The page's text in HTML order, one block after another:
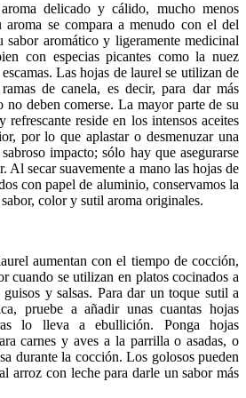
delicado y cálido, mucho menos
aroma se compara a menudo con el del
aromático y ligeramente medicinal
con especias picantes como la nuez
Las hojas de laurel se utilizan de
de canela, es decir, para dar más
no deben comerse. La mayor parte de su
refrescante reside en los intensos aceites
por lo que aplastar o desmenuzar una
impacto; sólo hay que asegurarse
Al secar suavemente a mano las hojas de
con papel de aluminio, conservamos la
color y sutil aroma originales.
aumentan con el tiempo de cocción,
cuando se utilizan en platos cocinados a
y salsas. Para dar un toque sutil a
pruebe a añadir unas cuantas hojas
lo lleva a ebullición. Ponga hojas
carnes y aves a la parrilla o asadas, o
durante la cocción. Los golosos pueden
arroz con leche para darle un sabor más